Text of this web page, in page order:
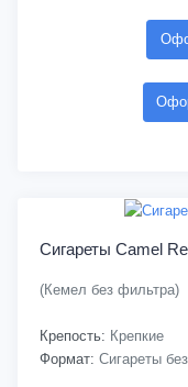
Сигареты Camel
(Кемел без фильтра)
Крепость: Крепкие
Формат: Сигареты